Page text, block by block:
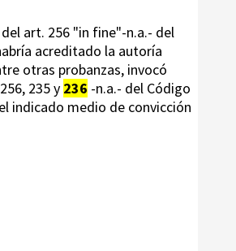
art. 256 "in fine"-n.a.- del
acreditado la autoría
otras probanzas, invocó
235 y 236 -n.a.- del Código
indicado medio de convicción